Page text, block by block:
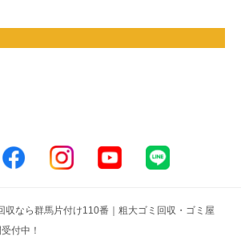
収なら群馬片付け110番｜粗大ゴミ回収・ゴミ屋
付中！